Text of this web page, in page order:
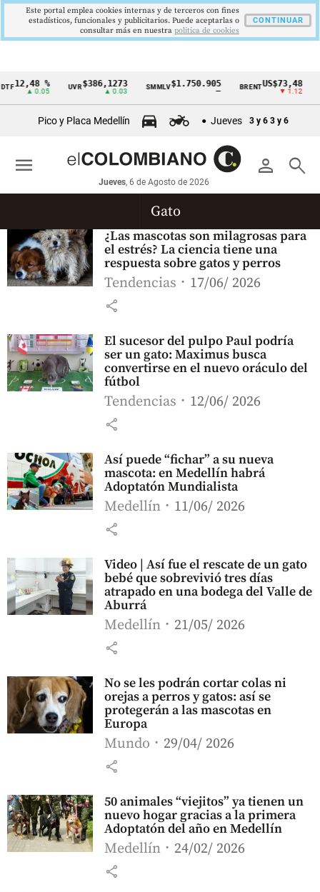
Cintillo
económicos
Colombia
12,48 %
▲ 0.05
UVR$386,1273
▲ 0.03
SMMLV $1.750.905
—
BRENTUS$73,48
▼ 1.12
Pico y Placa Medellín Jueves 3 y 6 3 y 6
person search
Jueves, 6 de Agosto de 2026
menu
Gato
¿Las mascotas son milagrosas para
el estrés? La ciencia tiene una
respuesta sobre gatos y perros
Tendencias 17/06/ 2026
share
El sucesor del pulpo Paul podría
ser un gato: Maximus busca
convertirse en el nuevo oráculo del
fútbol
Tendencias 12/06/ 2026
share
Así puede “fichar” a su nueva
mascota: en Medellín habrá
Adoptatón Mundialista
Medellín 11/06/ 2026
share
Video | Así fue el rescate de un gato
bebé que sobrevivió tres días
atrapado en una bodega del Valle de
Aburrá
Medellín 21/05/ 2026
share
No se les podrán cortar colas ni
orejas a perros y gatos: así se
protegerán a las mascotas en
Europa
Mundo 29/04/ 2026
share
50 animales “viejitos” ya tienen un
nuevo hogar gracias a la primera
Adoptatón del año en Medellín
Medellín 24/02/ 2026
share
Este portal emplea cookies internas y de terceros con fines
estadísticos, funcionales y publicitarios. Puede aceptarlas o
consultar más en nuestra politica de cookies
CONTINUAR